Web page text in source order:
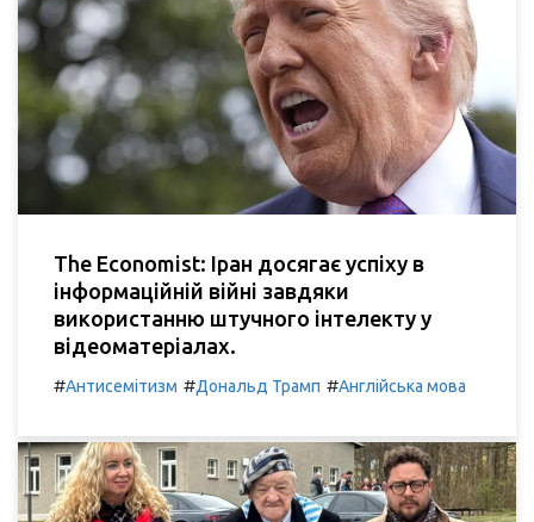
The Economist: Іран досягає успіху в
інформаційній війні завдяки
використанню штучного інтелекту у
відеоматеріалах.
#Антисемітизм #Дональд Трамп #Англійська мова